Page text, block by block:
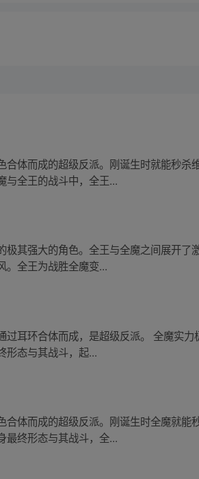
体而成的超级反派。刚诞生时就能秒杀
与全王的战斗中，全王...
其强大的角色。全王与全魔之间展开了
。全王为战胜全魔变...
耳环合体而成，是超级反派。 全魔实
形态与其战斗，起...
体而成的超级反派。刚诞生时全魔就能
最终形态与其战斗，全...